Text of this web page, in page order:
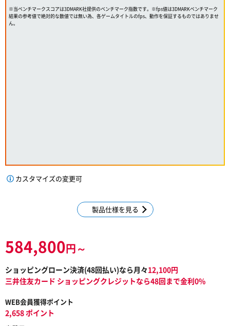
※当ベンチマークスコアは3DMARK社提供のベンチマーク指数です。※fps値は3DMARKベンチマーク
結果の参考値で絶対的な数値では無い為、各ゲームタイトルのfps、動作を保証するものではありませ
ん。
カスタマイズの変更可
製品仕様を見る
584,800円～
ショッピングローン決済(48回払い)なら月々12,100円
三井住友カード ショッピングクレジットなら48回まで金利0%
WEB会員獲得ポイント
2,658 ポイント